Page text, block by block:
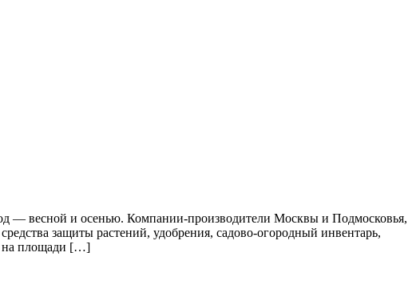
— весной и осенью. Компании-производители Москвы и Подмосковья,
защиты растений, удобрения, садово-огородный инвентарь,
на площади […]